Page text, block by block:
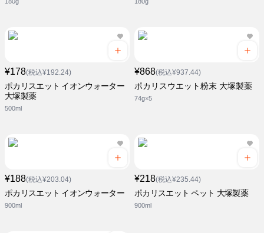
¥178(税込¥192.24)
ポカリスエット イオンウォーター
大塚製薬
500ml
¥868(税込¥937.44)
ポカリスウエット粉末 大塚製薬
74g×5
¥188(税込¥203.04)
ポカリスエット イオンウォーター
900ml
¥218(税込¥235.44)
ポカリスエット ペット 大塚製薬
900ml